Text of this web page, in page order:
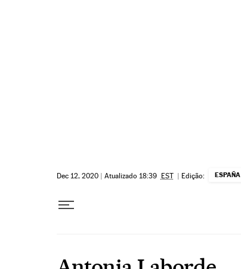
Dec 12, 2020 | Atualizado 18:39 EST | Edição: ESPAÑA